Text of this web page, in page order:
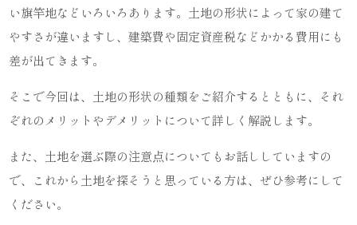
い旗竿地などいろいろあります。土地の形状によって家の建て
やすさが違いますし、建築費や固定資産税などかかる費用にも
差が出てきます。
そこで今回は、土地の形状の種類をご紹介するとともに、それ
ぞれのメリットやデメリットについて詳しく解説します。
また、土地を選ぶ際の注意点についてもお話ししていますの
で、これから土地を探そうと思っている方は、ぜひ参考にして
ください。